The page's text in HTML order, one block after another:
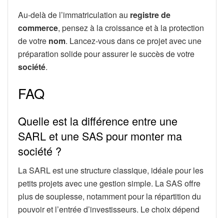
Au-delà de l’immatriculation au registre de
commerce, pensez à la croissance et à la protection
de votre nom. Lancez-vous dans ce projet avec une
préparation solide pour assurer le succès de votre
société.
FAQ
Quelle est la différence entre une
SARL et une SAS pour monter ma
société ?
La SARL est une structure classique, idéale pour les
petits projets avec une gestion simple. La SAS offre
plus de souplesse, notamment pour la répartition du
pouvoir et l’entrée d’investisseurs. Le choix dépend